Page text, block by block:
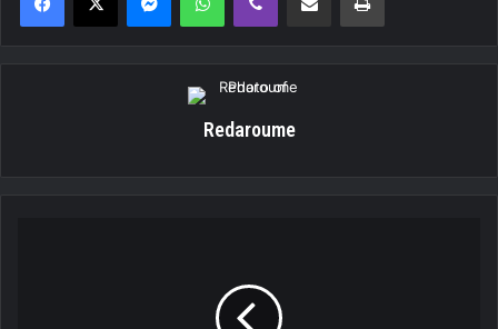
Redaroume